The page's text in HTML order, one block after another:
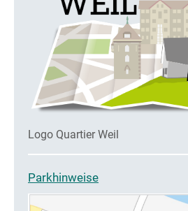
Logo Quartier Weil
Parkhinweise